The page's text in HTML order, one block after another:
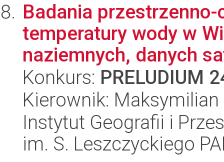
Badania
temperatury wody w
naziemnych, danych
Konkurs: PRELUDIUM
Kierownik: Maksymilian
Instytut Geografii i
im. S. Leszczyckiego